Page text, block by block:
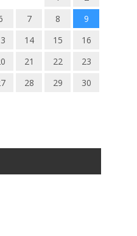
7 8
9
14 15
16
21 22
23
28 29
30